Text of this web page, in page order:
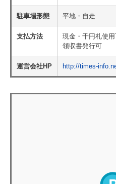
駐車場形態 平地・自走
支払方法
現金・千円札使
領収書発行可
運営会社HP http://times-